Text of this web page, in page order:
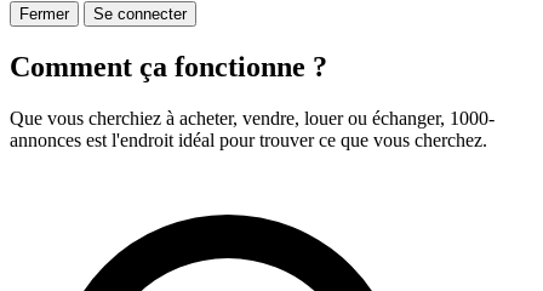
Fermer Se connecter
Comment ça fonctionne ?
Que vous cherchiez à acheter, vendre, louer ou échanger, 1000-
annonces est l'endroit idéal pour trouver ce que vous cherchez.